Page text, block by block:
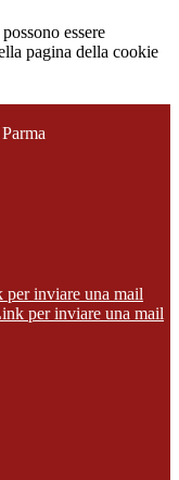
essere
pagina della cookie
per inviare una mail
per inviare una mail